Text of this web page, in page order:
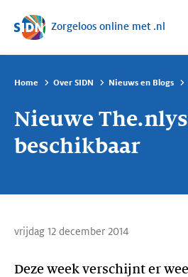
Sla navigatie over
Zorgeloos online met .nl
Home Over SIDN Nieuws en Blogs
Nieuwe
beschikbaar
vrijdag 12 december 2014
Deze week verschijnt er